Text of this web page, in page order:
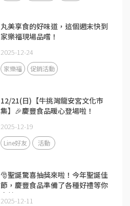
丸美享食的好味道，這個週末快到
家樂福現場品嚐！
2025-12-24
家樂福 促銷活動
12/21(日)【牛挑灣龍安宮文化市
集】🎉慶豐食品暖心登場啦！
2025-12-19
Line好友 活動
🎅聖誕驚喜抽獎來啦！今年聖誕佳
節，慶豐食品準備了各種好禮等你
來抽
2025-12-11